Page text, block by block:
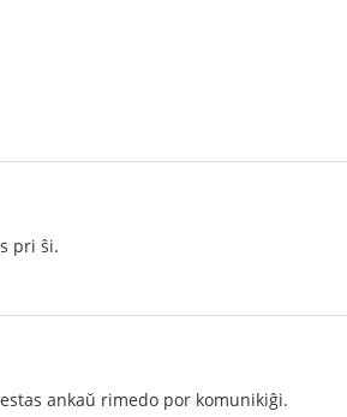
pri ŝi.
ankaŭ rimedo por komunikiĝi.